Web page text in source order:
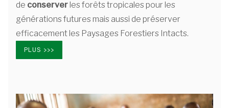
de conserver les forêts tropicales pour les
générations futures mais aussi de préserver
efficacement les Paysages Forestiers Intacts.
PLUS >>>